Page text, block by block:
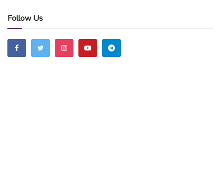
Follow Us